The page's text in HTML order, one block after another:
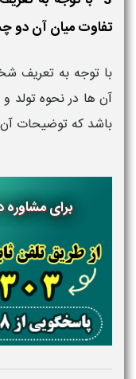
تفاوت میان آن
با توجه به
آن ها در نحوه تولد
باشد که توضیحات
برای